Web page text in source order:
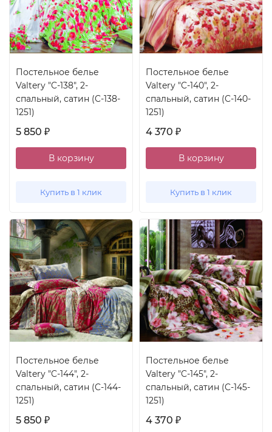
Постельное белье
Valtery "C-138", 2-
спальный, сатин (C-138-
1251)
5 850 ₽
В корзину
Купить в 1 клик
Постельное белье
Valtery "C-140", 2-
спальный, сатин (C-140-
1251)
4 370 ₽
В корзину
Купить в 1 клик
Постельное белье
Valtery "C-144", 2-
спальный, сатин (C-144-
1251)
5 850 ₽
Постельное белье
Valtery "C-145", 2-
спальный, сатин (C-145-
1251)
4 370 ₽